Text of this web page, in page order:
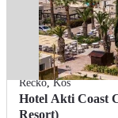
Řecko,Kos
Hotel Akti Coast
Resort)